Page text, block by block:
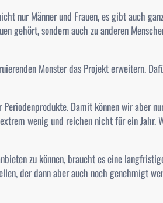
nur Männer und Frauen, es gibt auch
gehört, sondern auch zu anderen
Monster das Projekt erweitern.
Damit können wir aber
wenig und reichen nicht für ein Jahr.
zu können, braucht es eine
der dann aber auch noch genehmigt